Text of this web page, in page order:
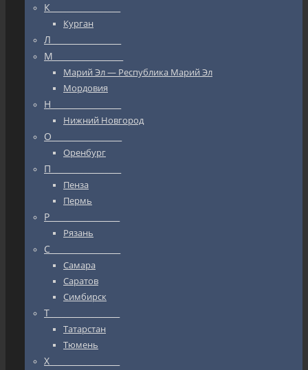
К_________________
Курган
Л_________________
М_________________
Марий Эл — Республика Марий Эл
Мордовия
Н_________________
Нижний Новгород
О_________________
Оренбург
П_________________
Пенза
Пермь
Р_________________
Рязань
С_________________
Самара
Саратов
Симбирск
Т_________________
Татарстан
Тюмень
Х_________________